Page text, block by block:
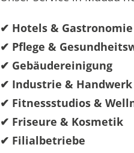
✔ Hotels & Gastronomie
✔ Pflege &
✔ Gebäudereinigung
✔ Industrie & Handwerk
✔ Fitnessstudios &
✔ Friseure & Kosmetik
✔ Filialbetriebe